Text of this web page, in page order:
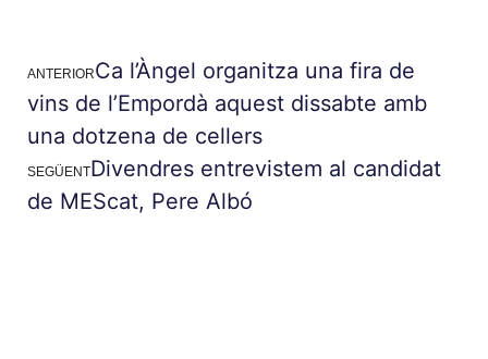
ANTERIORCa l’Àngel organitza una fira de
vins de l’Empordà aquest dissabte amb
una dotzena de cellers
SEGÜENTDivendres entrevistem al candidat
de MEScat, Pere Albó